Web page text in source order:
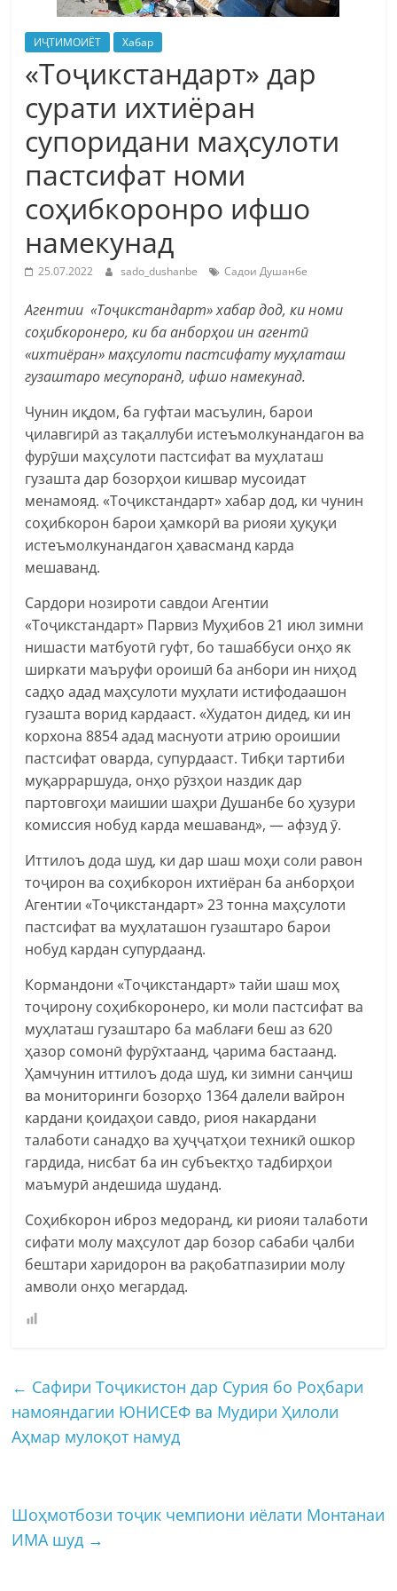
ИҶТИМОИЁТ Хабар
«Тоҷикстандарт» дар
сурати ихтиёран
супоридани маҳсулоти
пастсифат номи
соҳибкоронро ифшо
намекунад
25.07.2022 sado_dushanbe Садои Душанбе
Агентии «Тоҷикстандарт» хабар дод, ки номи
соҳибкоронеро, ки ба анборҳои ин агентӣ
«ихтиёран» маҳсулоти пастсифату муҳлаташ
гузаштаро месупоранд, ифшо намекунад.
Чунин иқдом, ба гуфтаи масъулин, барои
ҷилавгирӣ аз тақаллуби истеъмолкунандагон ва
фурӯши маҳсулоти пастсифат ва муҳлаташ
гузашта дар бозорҳои кишвар мусоидат
менамояд. «Тоҷикстандарт» хабар дод, ки чунин
соҳибкорон барои ҳамкорӣ ва риояи ҳуқуқи
истеъмолкунандагон ҳавасманд карда
мешаванд.
Сардори нозироти савдои Агентии
«Тоҷикстандарт» Парвиз Муҳибов 21 июл зимни
нишасти матбуотӣ гуфт, бо ташаббуси онҳо як
ширкати маъруфи ороишӣ ба анбори ин ниҳод
садҳо адад маҳсулоти муҳлати истифодаашон
гузашта ворид кардааст. «Худатон дидед, ки ин
корхона 8854 адад маснуоти атрию ороишии
пастсифат оварда, супурдааст. Тибқи тартиби
муқарраршуда, онҳо рӯзҳои наздик дар
партовгоҳи маишии шаҳри Душанбе бо ҳузури
комиссия нобуд карда мешаванд», — афзуд ӯ.
Иттилоъ дода шуд, ки дар шаш моҳи соли равон
тоҷирон ва соҳибкорон ихтиёран ба анборҳои
Агентии «Тоҷикстандарт» 23 тонна маҳсулоти
пастсифат ва муҳлаташон гузаштаро барои
нобуд кардан супурдаанд.
Кормандони «Тоҷикстандарт» тайи шаш моҳ
тоҷирону соҳибкоронеро, ки моли пастсифат ва
муҳлаташ гузаштаро ба маблағи беш аз 620
ҳазор сомонӣ фурӯхтаанд, ҷарима бастаанд.
Ҳамчунин иттилоъ дода шуд, ки зимни санҷиш
ва мониторинги бозорҳо 1364 далели вайрон
кардани қоидаҳои савдо, риоя накардани
талаботи санадҳо ва ҳуҷҷатҳои техникӣ ошкор
гардида, нисбат ба ин субъектҳо тадбирҳои
маъмурӣ андешида шуданд.
Соҳибкорон иброз медоранд, ки риояи талаботи
сифати молу маҳсулот дар бозор сабаби ҷалби
бештари харидорон ва рақобатпазирии молу
амволи онҳо мегардад.
← Сафири Тоҷикистон дар Сурия бо Роҳбари
намояндагии ЮНИСЕФ ва Мудири Ҳилоли
Аҳмар мулоқот намуд
Шоҳмотбози тоҷик чемпиони иёлати Монтанаи
ИМА шуд →